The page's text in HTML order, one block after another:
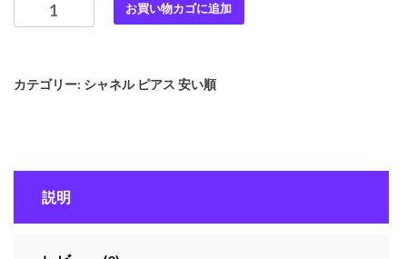
高
ャ
ー
お買い物カゴに追加
カテゴリー: シャネル ピアス 安い順
説明